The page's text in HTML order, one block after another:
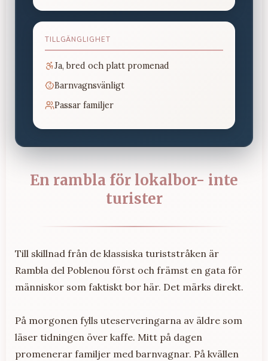
TILLGÄNGLIGHET
Ja, bred och platt promenad
Barnvagnsvänligt
Passar familjer
En rambla för lokalbor- inte
turister
Till skillnad från de klassiska turiststråken är
Rambla del Poblenou först och främst en gata för
människor som faktiskt bor här. Det märks direkt.
På morgonen fylls uteserveringarna av äldre som
läser tidningen över kaffe. Mitt på dagen
promenerar familjer med barnvagnar. På kvällen